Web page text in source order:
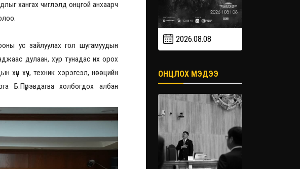
хангах чиглэлд онцгой анхаарч
ус зайлуулах гол шугамуудын
дулаан, хур тунадас их орох
хүн хүч, техник хэрэгсэл, нөөцийн
Б.Пүрэвдагва холбогдох албан
20:00
2026.09.19
2026.08.08
ОНЦЛОХ МЭДЭЭ